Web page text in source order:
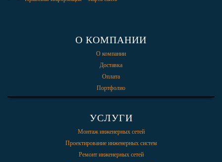
О КОМПАНИИ
О компании
Доставка
Оплата
Портфолио
УСЛУГИ
Монтаж инженерных сетей
Проектирование инженерных систем
Ремонт инженерных сетей